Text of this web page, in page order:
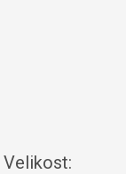
Velikost: